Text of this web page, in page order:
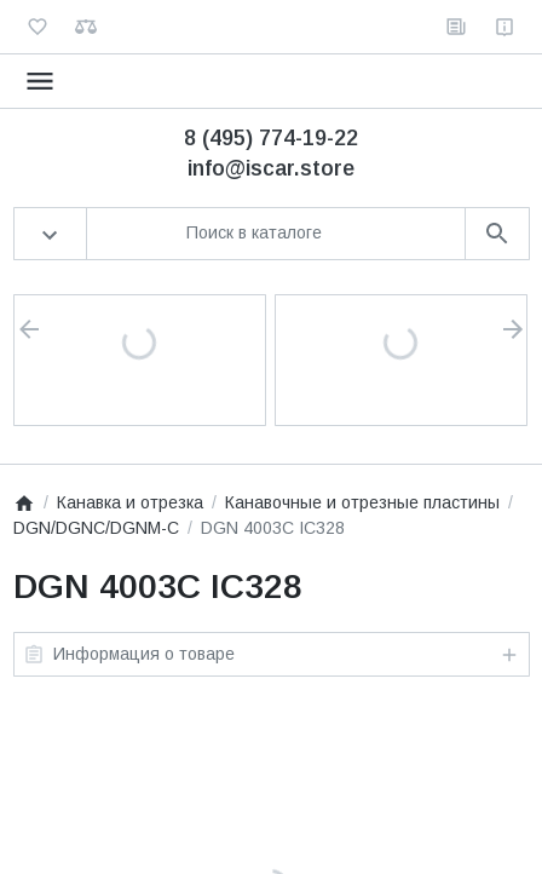
8 (495) 774-19-22
info@iscar.store
Канавка и отрезка
Канавочные и отрезные пластины
DGN/DGNC/DGNM-C
DGN 4003C IC328
DGN 4003C IC328
Информация о товаре